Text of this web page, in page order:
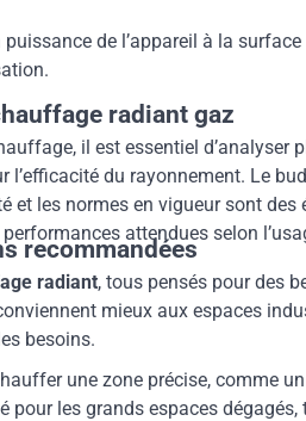
puissance de l’appareil à la
radiant gaz
il est essentiel
du rayonnement. Le
et les normes en vigueur sont des
attendues selon
recommandées
radiant, tous pensés pour des
mieux aux espaces
besoins.
une zone précise, comme
pour les grands espaces